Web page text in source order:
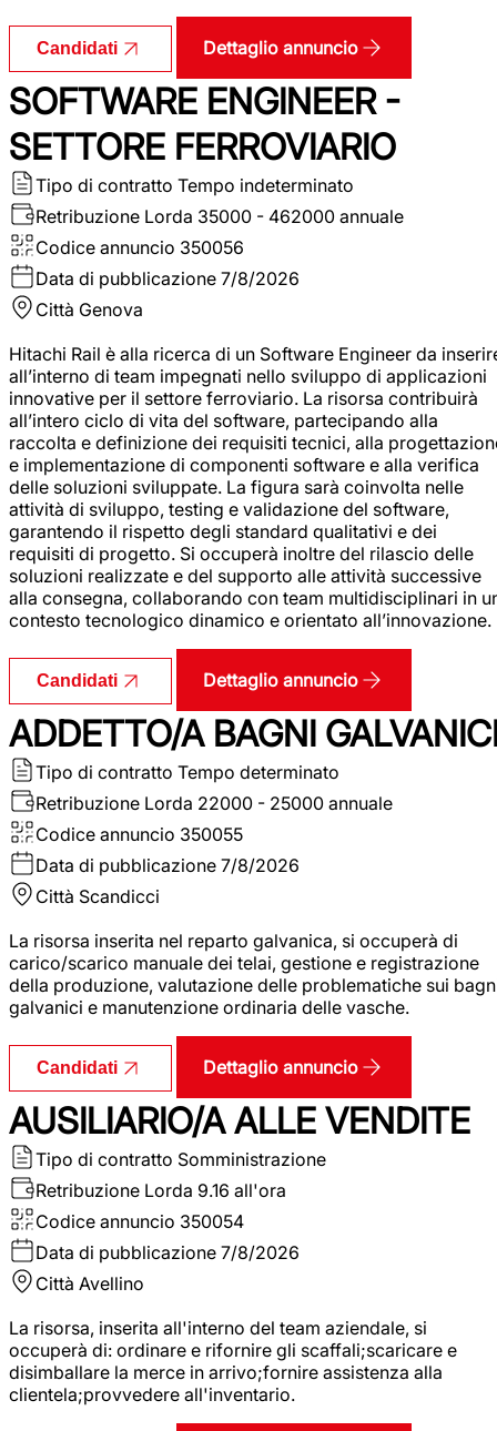
Candidati Dettaglio annuncio
SOFTWARE ENGINEER -
SETTORE FERROVIARIO
Tipo di contratto Tempo indeterminato
Retribuzione Lorda 35000 - 462000 annuale
Codice annuncio 350056
Data di pubblicazione 7/8/2026
Città Genova
Hitachi Rail è alla ricerca di un Software Engineer da
all’interno di team impegnati nello sviluppo di applicazioni
innovative per il settore ferroviario. La risorsa contribuirà
all’intero ciclo di vita del software, partecipando alla
raccolta e definizione dei requisiti tecnici, alla
e implementazione di componenti software e alla verifica
delle soluzioni sviluppate. La figura sarà coinvolta nelle
attività di sviluppo, testing e validazione del software,
garantendo il rispetto degli standard qualitativi e dei
requisiti di progetto. Si occuperà inoltre del rilascio delle
soluzioni realizzate e del supporto alle attività successive
alla consegna, collaborando con team multidisciplinari in
contesto tecnologico dinamico e orientato all’innovazione.
Candidati Dettaglio annuncio
ADDETTO/A BAGNI
Tipo di contratto Tempo determinato
Retribuzione Lorda 22000 - 25000 annuale
Codice annuncio 350055
Data di pubblicazione 7/8/2026
Città Scandicci
La risorsa inserita nel reparto galvanica, si occuperà di
carico/scarico manuale dei telai, gestione e registrazione
della produzione, valutazione delle problematiche sui
galvanici e manutenzione ordinaria delle vasche.
Candidati Dettaglio annuncio
AUSILIARIO/A ALLE VENDITE
Tipo di contratto Somministrazione
Retribuzione Lorda 9.16 all'ora
Codice annuncio 350054
Data di pubblicazione 7/8/2026
Città Avellino
La risorsa, inserita all'interno del team aziendale, si
occuperà di: ordinare e rifornire gli scaffali;scaricare e
disimballare la merce in arrivo;fornire assistenza alla
clientela;provvedere all'inventario.